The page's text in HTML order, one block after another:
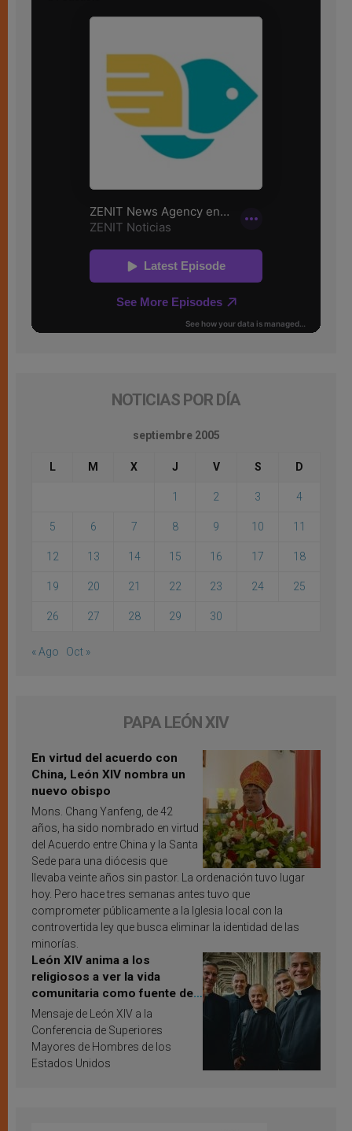
NOTICIAS POR DÍA
septiembre 2005
L M X J V S D
1 2 3 4
5 6 7 8 9 10 11
12 13 14 15 16 17 18
19 20 21 22 23 24 25
26 27 28 29 30
« Ago Oct »
PAPA LEÓN XIV
En virtud del acuerdo con
China, León XIV nombra un
nuevo obispo
Mons. Chang Yanfeng, de 42
años, ha sido nombrado en virtud
del Acuerdo entre China y la Santa
Sede para una diócesis que
llevaba veinte años sin pastor. La ordenación tuvo lugar
hoy. Pero hace tres semanas antes tuvo que
comprometer públicamente a la Iglesia local con la
controvertida ley que busca eliminar la identidad de las
minorías.
León XIV anima a los
religiosos a ver la vida
comunitaria como fuente de
inspiración y santificación
Mensaje de León XIV a la
Conferencia de Superiores
Mayores de Hombres de los
Estados Unidos